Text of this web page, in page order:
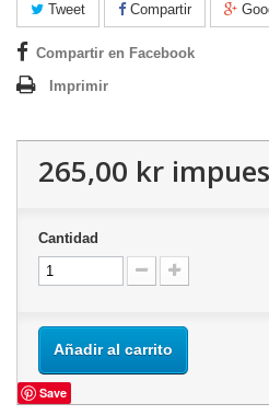
Tweet Compartir
Compartir en Facebook
Imprimir
265,00 kr
Cantidad
Añadir al carrito
Save